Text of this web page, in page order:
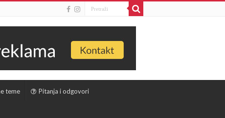
teme Pitanja i odgovori